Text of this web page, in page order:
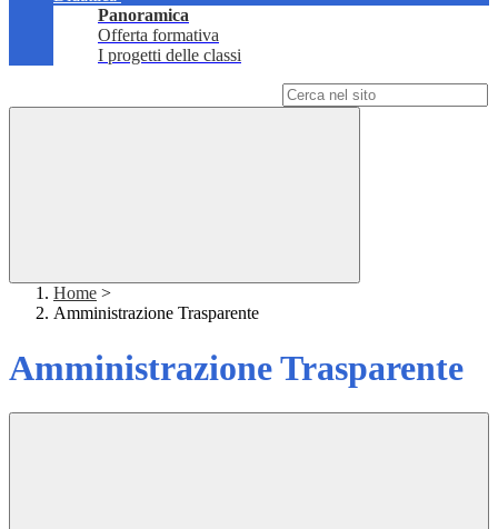
Panoramica
Offerta formativa
I progetti delle classi
Home >
Amministrazione Trasparente
Amministrazione Trasparente